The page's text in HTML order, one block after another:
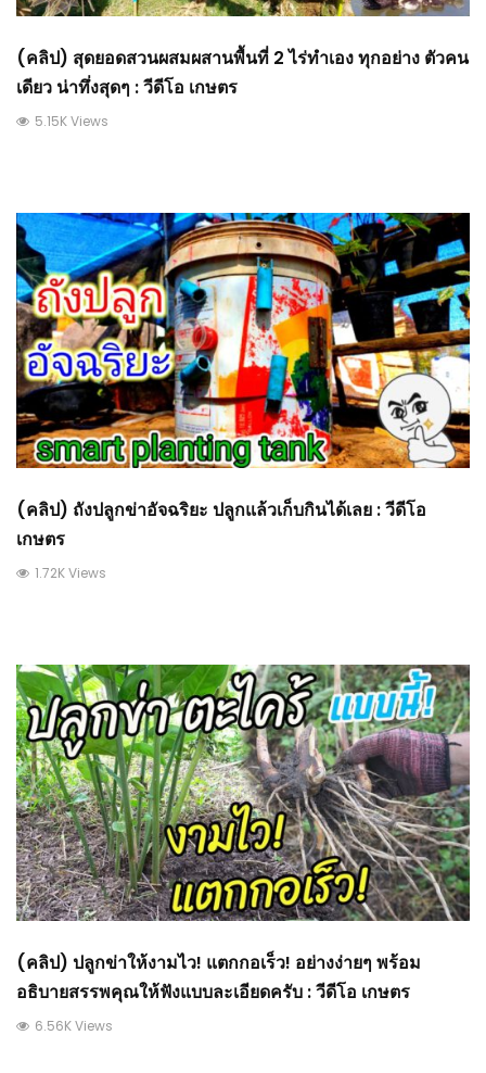
(คลิป) สุดยอดสวนผสมผสานพื้นที่ 2 ไร่ทำเอง ทุกอย่าง ตัวคน
เดียว น่าทึ่งสุดๆ : วีดีโอ เกษตร
5.15K Views
(คลิป) ถังปลูกข่าอัจฉริยะ ปลูกแล้วเก็บกินได้เลย : วีดีโอ
เกษตร
1.72K Views
(คลิป) ปลูกข่าให้งามไว! แตกกอเร็ว! อย่างง่ายๆ พร้อม
อธิบายสรรพคุณให้ฟังแบบละเอียดครับ : วีดีโอ เกษตร
6.56K Views